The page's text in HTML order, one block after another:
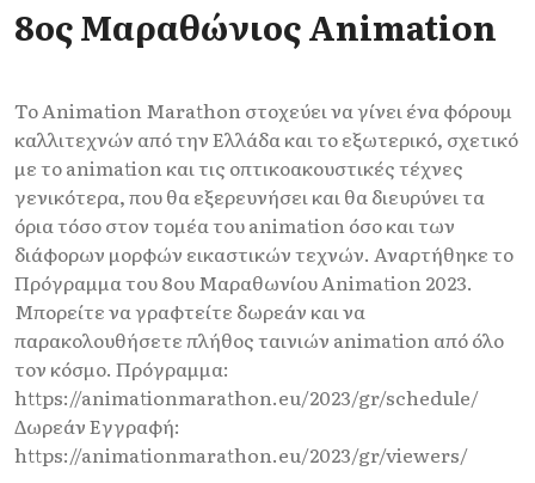
8ος Μαραθώνιος Animation
Το Animation Marathon στοχεύει να γίνει ένα φόρουμ
καλλιτεχνών από την Ελλάδα και το εξωτερικό, σχετικό
με το animation και τις οπτικοακουστικές τέχνες
γενικότερα, που θα εξερευνήσει και θα διευρύνει τα
όρια τόσο στον τομέα του animation όσο και των
διάφορων μορφών εικαστικών τεχνών. Αναρτήθηκε το
Πρόγραμμα του 8ου Μαραθωνίου Animation 2023.
Μπορείτε να γραφτείτε δωρεάν και να
παρακολουθήσετε πλήθος ταινιών animation από όλο
τον κόσμο. Πρόγραμμα:
https://animationmarathon.eu/2023/gr/schedule/
Δωρεάν Εγγραφή:
https://animationmarathon.eu/2023/gr/viewers/